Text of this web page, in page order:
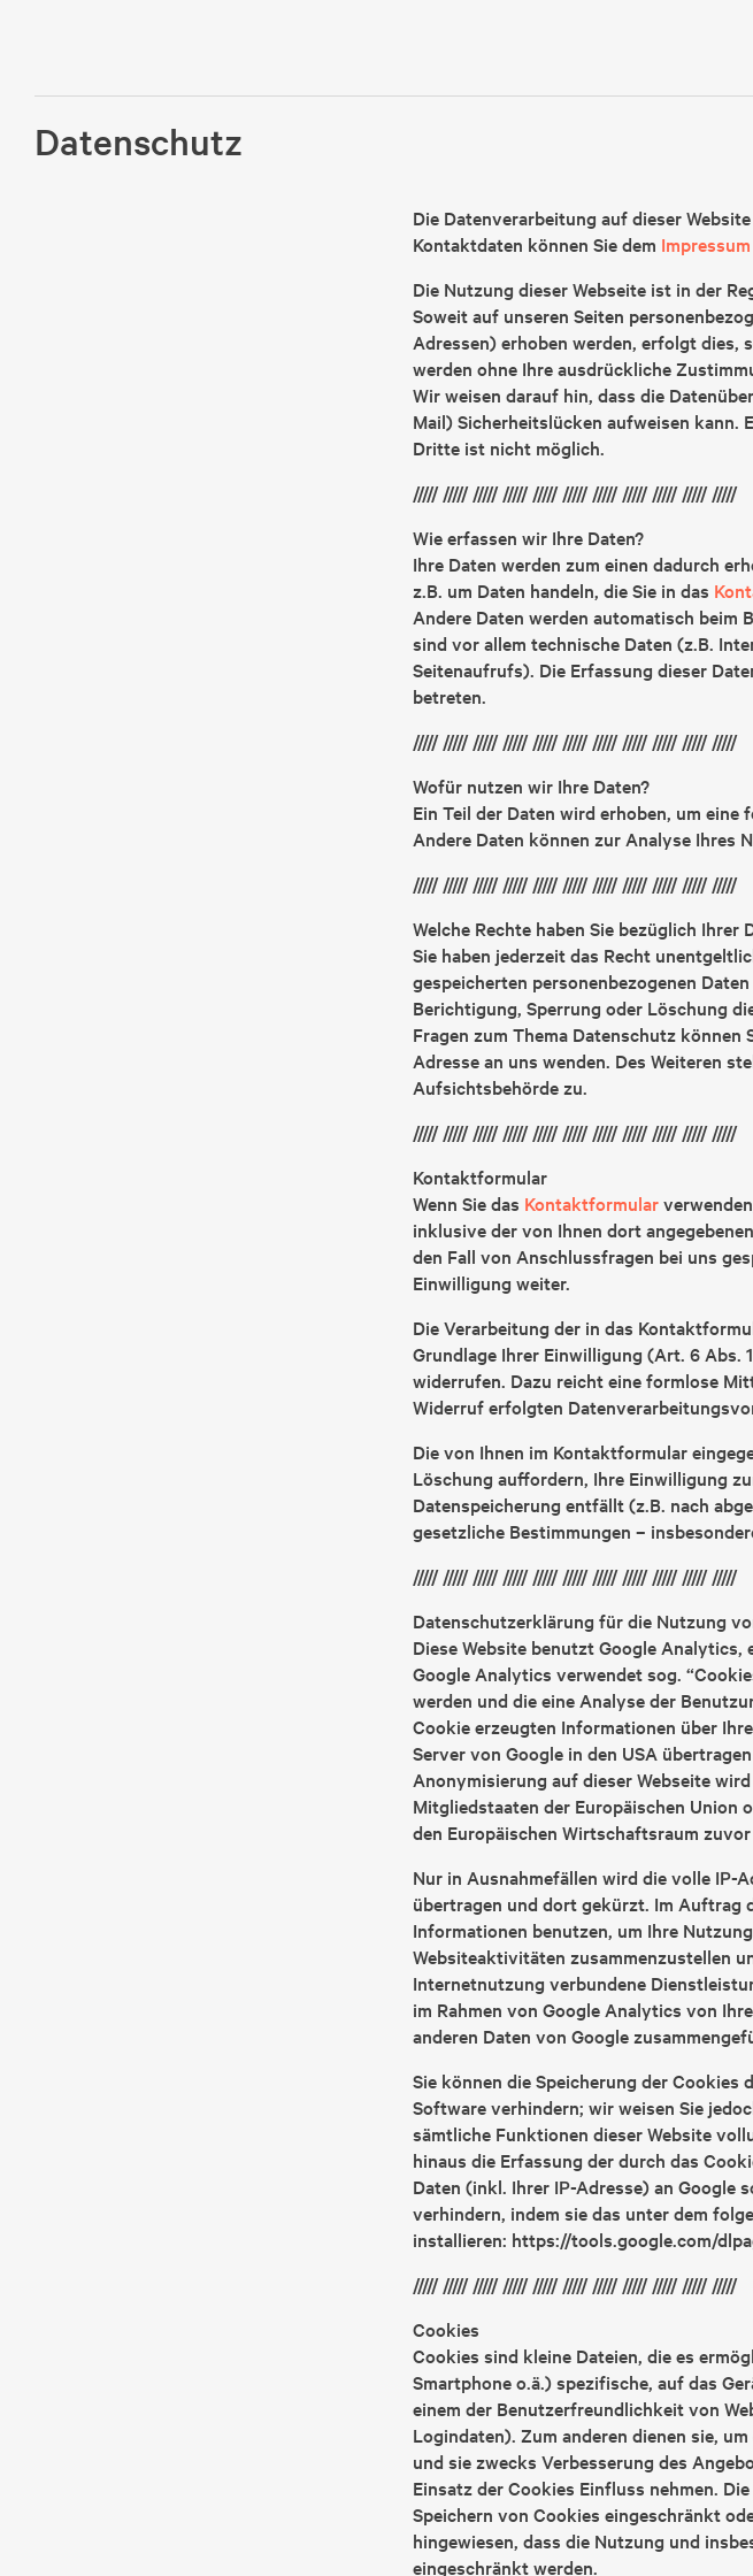
Datenschutz
Die Datenverarbeitung auf dieser
Kontaktdaten können Sie dem Impressum
Die Nutzung dieser Webseite ist in der
Soweit auf unseren Seiten
Adressen) erhoben werden, erfolgt dies,
werden ohne Ihre ausdrückliche
Wir weisen darauf hin, dass die
Mail) Sicherheitslücken aufweisen kann.
Dritte ist nicht möglich.
///// ///// ///// ///// ///// ///// ///// ///// ///// ///// /////
Wie erfassen wir Ihre Daten?
Ihre Daten werden zum einen dadurch
z.B. um Daten handeln, die Sie in das
Andere Daten werden automatisch beim
sind vor allem technische Daten (z.B.
Seitenaufrufs). Die Erfassung dieser
betreten.
///// ///// ///// ///// ///// ///// ///// ///// ///// ///// /////
Wofür nutzen wir Ihre Daten?
Ein Teil der Daten wird erhoben, um
Andere Daten können zur Analyse Ihres
///// ///// ///// ///// ///// ///// ///// ///// ///// ///// /////
Welche Rechte haben Sie bezüglich Ihrer
Sie haben jederzeit das Recht
gespeicherten personenbezogenen
Berichtigung, Sperrung oder Löschung
Fragen zum Thema Datenschutz können
Adresse an uns wenden. Des Weiteren
Aufsichtsbehörde zu.
///// ///// ///// ///// ///// ///// ///// ///// ///// ///// /////
Kontaktformular
Wenn Sie das Kontaktformular
inklusive der von Ihnen dort
den Fall von Anschlussfragen bei uns
Einwilligung weiter.
Die Verarbeitung der in das
Grundlage Ihrer Einwilligung (Art. 6 Abs.
widerrufen. Dazu reicht eine formlose
Widerruf erfolgten
Die von Ihnen im Kontaktformular
Löschung auffordern, Ihre Einwilligung
Datenspeicherung entfällt (z.B. nach
gesetzliche Bestimmungen –
///// ///// ///// ///// ///// ///// ///// ///// ///// ///// /////
Datenschutzerklärung für die Nutzung
Diese Website benutzt Google Analytics,
Google Analytics verwendet sog.
werden und die eine Analyse der
Cookie erzeugten Informationen über
Server von Google in den USA
Anonymisierung auf dieser Webseite
Mitgliedstaaten der Europäischen Union
den Europäischen Wirtschaftsraum
Nur in Ausnahmefällen wird die volle IP-
übertragen und dort gekürzt. Im Auftrag
Informationen benutzen, um Ihre
Websiteaktivitäten zusammenzustellen
Internetnutzung verbundene
im Rahmen von Google Analytics von
anderen Daten von Google
Sie können die Speicherung der
Software verhindern; wir weisen Sie
sämtliche Funktionen dieser Website
hinaus die Erfassung der durch das
Daten (inkl. Ihrer IP-Adresse) an Google
verhindern, indem sie das unter dem
installieren: https://tools.google.com/
///// ///// ///// ///// ///// ///// ///// ///// ///// ///// /////
Cookies
Cookies sind kleine Dateien, die es
Smartphone o.ä.) spezifische, auf das
einem der Benutzerfreundlichkeit von
Logindaten). Zum anderen dienen sie,
und sie zwecks Verbesserung des
Einsatz der Cookies Einfluss nehmen.
Speichern von Cookies eingeschränkt
hingewiesen, dass die Nutzung und
eingeschränkt werden.